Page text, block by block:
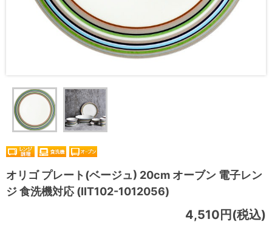
オリゴ プレート(ベージュ) 20cm オーブン 電子レン
ジ 食洗機対応 (IIT102-1012056)
4,510円(税込)